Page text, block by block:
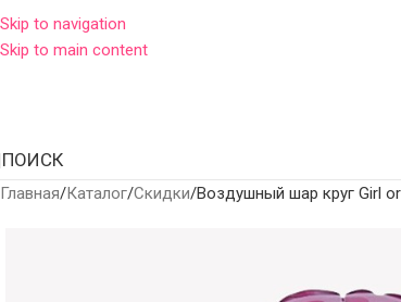
Skip to navigation
Skip to main content
ПОИСК
Главная Каталог Скидки Воздушный шар круг Girl